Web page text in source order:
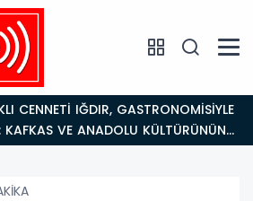
VE ANADOLU KÜLTÜRÜNÜN
NOKTASI